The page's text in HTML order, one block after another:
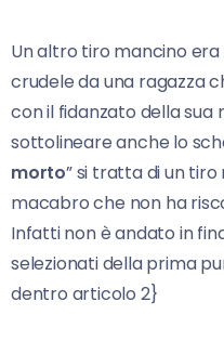
Un altro tiro mancino
crudele da una ragazza
con il fidanzato della sua
sottolineare anche lo
morto” si tratta di un
macabro che non ha
Infatti non è andato in
selezionati della prima
dentro articolo 2}